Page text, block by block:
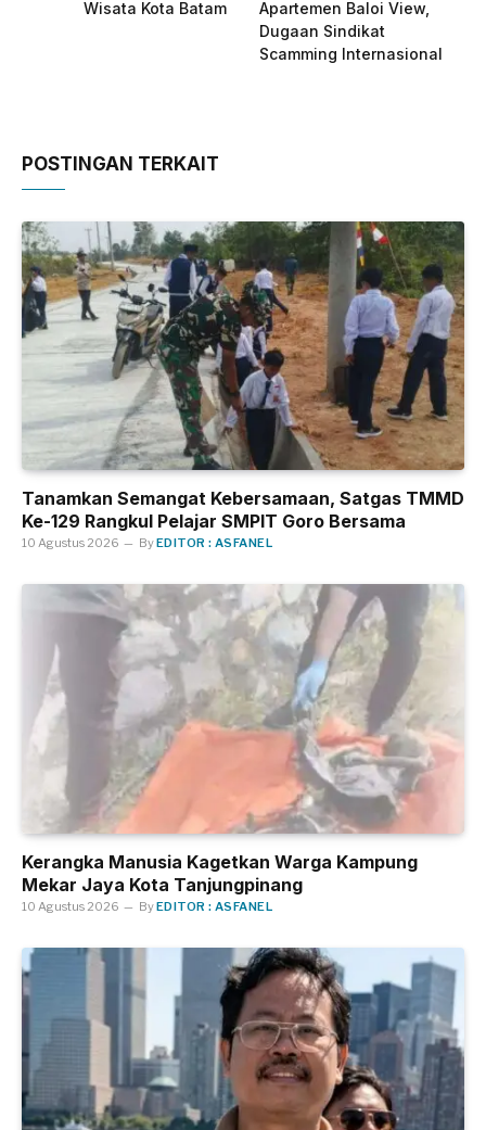
Wisata Kota Batam
Apartemen Baloi View,
Dugaan Sindikat
Scamming Internasional
POSTINGAN TERKAIT
Tanamkan Semangat Kebersamaan, Satgas TMMD
Ke-129 Rangkul Pelajar SMPIT Goro Bersama
10 Agustus 2026 ByEDITOR : ASFANEL
Kerangka Manusia Kagetkan Warga Kampung
Mekar Jaya Kota Tanjungpinang
10 Agustus 2026 ByEDITOR : ASFANEL